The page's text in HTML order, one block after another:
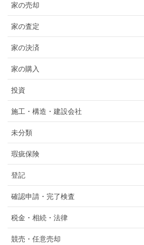
家の売却
家の査定
家の決済
家の購入
投資
施工・構造・建設会社
未分類
瑕疵保険
登記
確認申請・完了検査
税金・相続・法律
競売・任意売却